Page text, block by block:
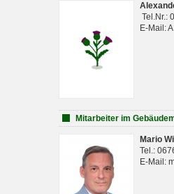
Tel.Nr.:
E-Mail:
Mitarbeiter im
Mario
Tel.:
E-Mail: